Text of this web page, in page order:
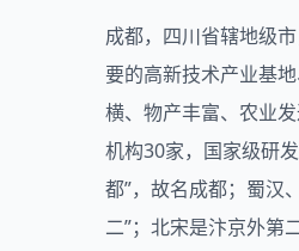
成都，四川省辖地级
要的高新技术产业基
横、物产丰富、农业
机构30家，国家级研
都”，故名成都；蜀汉
二”；北宋是汴京外第